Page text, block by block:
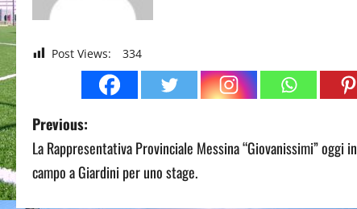
Post Views: 334
P
o
Previous:
La Rappresentativa Provinciale Messina “Giovanissimi” oggi in
campo a Giardini per uno stage.